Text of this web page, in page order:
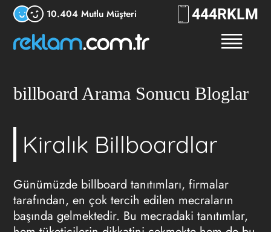
10.404 Mutlu Müşteri 444RKLM
billboard Arama Sonucu Bloglar
Kiralık Billboardlar
Günümüzde billboard tanıtımları, firmalar
tarafından, en çok tercih edilen mecraların
başında gelmektedir. Bu mecradaki tanıtımlar,